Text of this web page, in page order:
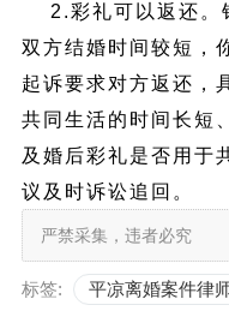
2.彩礼可以返还。
双方结婚时间较短，
起诉要求对方返还，
共同生活的时间长短
及 婚后彩礼是否用于
议及时诉讼追回。
严禁采集，违者必究
标签: 平凉离婚案件律